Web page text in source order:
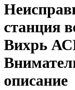
станция
Вихрь
описание